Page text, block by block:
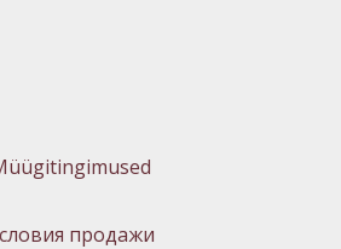
продажи